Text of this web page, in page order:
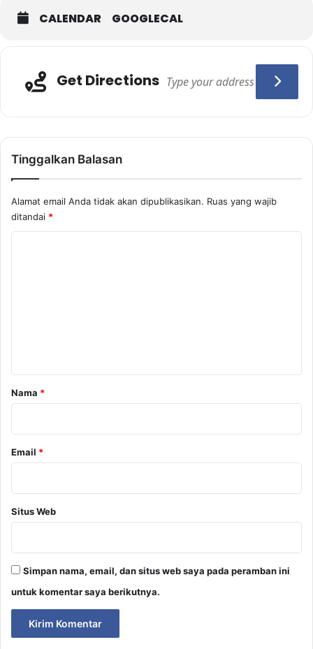
CALENDAR GOOGLECAL
Get Directions
Tinggalkan Balasan
Alamat email Anda tidak akan dipublikasikan. Ruas yang wajib
ditandai *
rNama *
Email *
Situs Web
Simpan nama, email, dan situs web saya pada peramban ini
untuk komentar saya berikutnya.